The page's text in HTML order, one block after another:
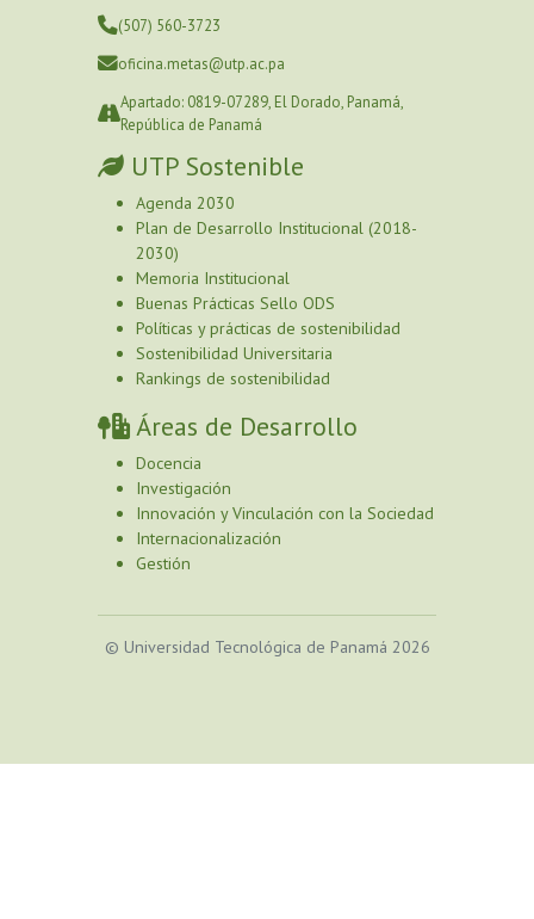
(507) 560-3723
oficina.metas@utp.ac.pa
Apartado: 0819-07289, El Dorado, Panamá,
República de Panamá
UTP Sostenible
Agenda 2030
Plan de Desarrollo Institucional (2018-
2030)
Memoria Institucional
Buenas Prácticas Sello ODS
Políticas y prácticas de sostenibilidad
Sostenibilidad Universitaria
Rankings de sostenibilidad
Áreas de Desarrollo
Docencia
Investigación
Innovación y Vinculación con la Sociedad
Internacionalización
Gestión
© Universidad Tecnológica de Panamá 2026